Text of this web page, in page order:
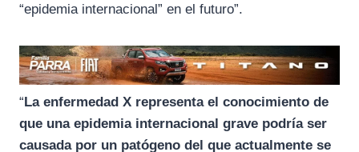
“epidemia internacional” en el futuro”.
“La enfermedad X representa el conocimiento de
que una epidemia internacional grave podría ser
causada por un patógeno del que actualmente se